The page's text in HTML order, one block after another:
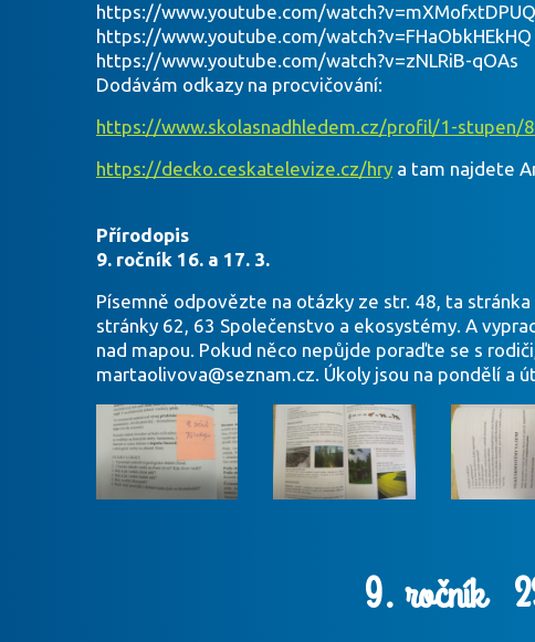
https://www.youtube.com/watch?v=mXMofxtDPUQ
https://www.youtube.com/watch?v=FHaObkHEkHQ
https://www.youtube.com/watch?v=zNLRiB-qOAs
Dodávám odkazy na procvičování:
https://www.skolasnadhledem.cz/profil/1-stupen/
https://decko.ceskatelevize.cz/hry a tam najdete
Přírodopis
9. ročník 16. a 17. 3.
Písemně odpovězte na otázky ze str. 48, ta
stránky 62, 63 Společenstvo a ekosystémy. A
nad mapou. Pokud něco nepůjde poraďte se s
martaolivova@seznam.cz. Úkoly jsou na pondělí a
9. ročník